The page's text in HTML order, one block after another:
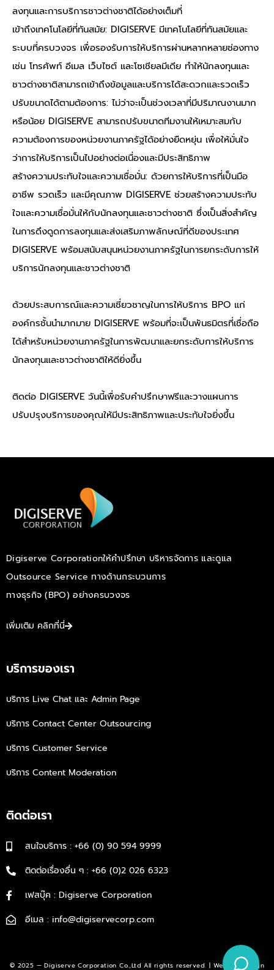
ลงทุนและการบริการชาวต่างชาติได้อย่างเต็มที่
เข้าถึงเทคโนโลยีที่ทันสมัย: DIGISERVE มีเทคโนโลยีที่ทันสมัยและ
ระบบที่ครบวงจร เพื่อรองรับการให้บริการผ่านหลากหลายช่องทาง
เช่น โทรศัพท์ อีเมล เว็บไซต์ และโซเชียลมีเดีย ทำให้นักลงทุนและ
ชาวต่างชาติสามารถเข้าถึงข้อมูลและบริการได้สะดวกและรวดเร็ว
ปรับขนาดได้ตามต้องการ: ไม่ว่าจะเป็นช่วงเวลาที่มีปริมาณงานมาก
หรือน้อย DIGISERVE สามารถปรับขนาดทีมงานให้เหมาะสมกับ
ความต้องการของหน่วยงานภาครัฐได้อย่างยืดหยุ่น เพื่อให้มั่นใจ
ว่าการให้บริการเป็นไปอย่างต่อเนื่องและมีประสิทธิภาพ
สร้างความประทับใจและความเชื่อมั่น: ด้วยการให้บริการที่เป็นมือ
อาชีพ รวดเร็ว และมีคุณภาพ DIGISERVE ช่วยสร้างความประทับ
ใจและความเชื่อมั่นให้กับนักลงทุนและชาวต่างชาติ ซึ่งเป็นสิ่งสำคัญ
ในการดึงดูดการลงทุนและส่งเสริมภาพลักษณ์ที่ดีของประเทศ
DIGISERVE พร้อมสนับสนุนหน่วยงานภาครัฐในการยกระดับการให้
บริการนักลงทุนและชาวต่างชาติ
ด้วยประสบการณ์และความเชี่ยวชาญในการให้บริการ BPO แก่
องค์กรชั้นนำมากมาย DIGISERVE พร้อมที่จะเป็นพันธมิตรที่เชื่อถือ
ได้สำหรับหน่วยงานภาครัฐในการพัฒนาและยกระดับการให้บริการ
นักลงทุนและชาวต่างชาติให้ดียิ่งขึ้น
ติดต่อ DIGISERVE วันนี้เพื่อรับคำปรึกษาฟรีและวางแผนการ
ปรับปรุงบริการของคุณให้มีประสิทธิภาพและประทับใจยิ่งขึ้น
Digiserve Corporationให้คำปรึกษา บริหารจัดการและดูแล
Outsource Service ทางด้านกระบวนการ
ทางธุรกิจ (BPO) อย่างครบวงจร
เพิ่มเติม คลิกที่นี่
บริการของเรา
บริการ Live Chat และ Admin Page
บริการ Contact Center Outsourcing
บริการ Customer Service
บริการ Content Moderation
ติดต่อเรา
สนใจบริการ : +66 (0) 90 594 9999
ติดต่อเรื่องอื่น ๆ : +66 (0)2 026 6323
เฟสบุ๊ค : Digiserve Corporation
อีเมล : info@digiservecorp.com
© 2025 — Digiserve Corporation Co.,Ltd All rights reserved. | Website Design